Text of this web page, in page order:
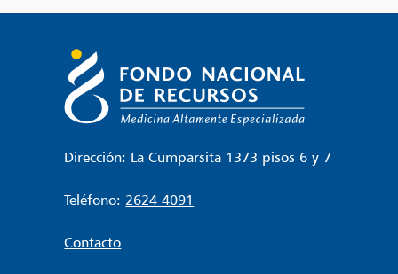
Dirección: La Cumparsita 1373 pisos 6 y 7
Teléfono: 2624 4091
Contacto